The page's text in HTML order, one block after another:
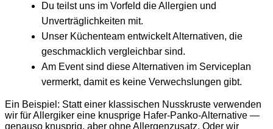
Du teilst uns im Vorfeld die Allergien und
Unverträglichkeiten mit.
Unser Küchenteam entwickelt Alternativen, die
geschmacklich vergleichbar sind.
Am Event sind diese Alternativen im Serviceplan
vermerkt, damit es keine Verwechslungen gibt.
Ein Beispiel: Statt einer klassischen Nusskruste verwenden
wir für Allergiker eine knusprige Hafer-Panko-Alternative —
genauso knusprig, aber ohne Allergenzusatz. Oder wir